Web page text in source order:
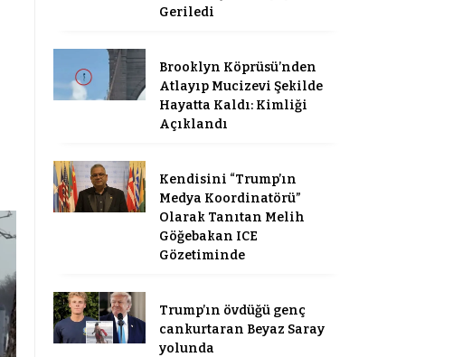
Geriledi
Brooklyn Köprüsü’nden
Atlayıp Mucizevi Şekilde
Hayatta Kaldı: Kimliği
Açıklandı
Kendisini “Trump’ın
Medya Koordinatörü”
Olarak Tanıtan Melih
Göğebakan ICE
Gözetiminde
Trump’ın övdüğü genç
cankurtaran Beyaz Saray
yolunda